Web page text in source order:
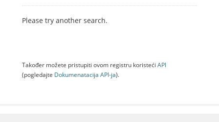
Please try another search.
Također možete pristupiti ovom registru koristeći API
(pogledajte Dokumenаtаcijа API-jа).